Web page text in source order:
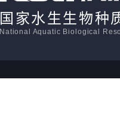
国家水生生物种
National Aquatic Biological